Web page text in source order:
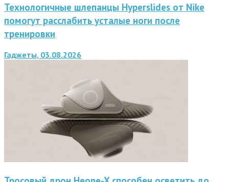
Технологичные шлепанцы Hyperslides от Nike
помогут расслабить усталые ноги после
тренировки
Гаджеты, 03.08.2026